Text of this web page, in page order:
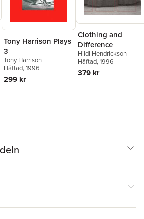
Tony Harrison Plays
3
Tony Harrison
Häftad, 1996
299 kr
Clothing and
Difference
Hildi Hendrickson
Häftad, 1996
379 kr